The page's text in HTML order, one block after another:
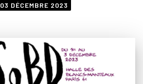
03 DÉCEMBRE 2023